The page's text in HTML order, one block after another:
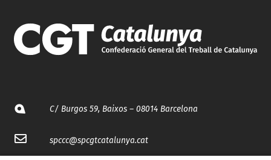
C/ Burgos 59, Baixos – 08014 Barcelona
spccc@spcgtcatalunya.cat